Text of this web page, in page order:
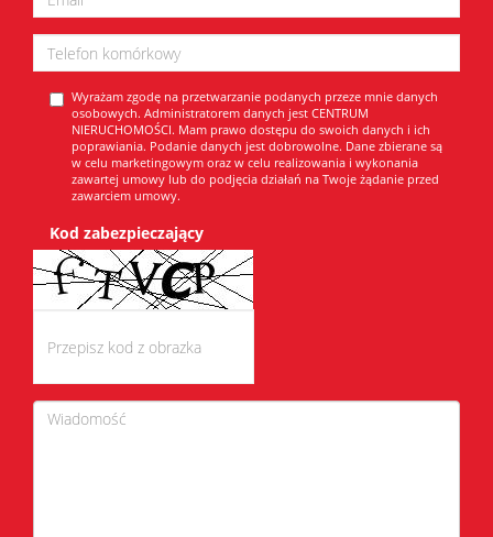
Wyrażam zgodę na przetwarzanie podanych przeze mnie danych
osobowych. Administratorem danych jest CENTRUM
NIERUCHOMOŚCI. Mam prawo dostępu do swoich danych i ich
poprawiania. Podanie danych jest dobrowolne. Dane zbierane są
w celu marketingowym oraz w celu realizowania i wykonania
zawartej umowy lub do podjęcia działań na Twoje żądanie przed
zawarciem umowy.
Kod zabezpieczający